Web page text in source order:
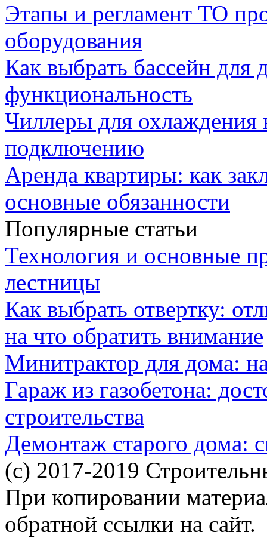
Этапы и регламент ТО
оборудования
Как выбрать бассейн для
функциональность
Чиллеры для охлаждения
подключению
Аренда квартиры: как
основные обязанности
Популярные статьи
Технология и основные
лестницы
Как выбрать отвертку:
на что обратить внимание
Минитрактор для дома:
Гараж из газобетона:
строительства
Демонтаж старого дома:
(c) 2017-2019
При копировании
обратной ссылки на сайт.